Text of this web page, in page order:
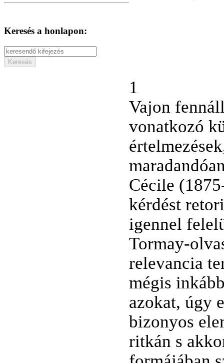
Keresés a honlapon:
1
Vajon
vonatkozó
Cécile
kérdést
igennel
Tormay-
relevancia
mégis
azokat, úgy
bizonyos
ritkán s